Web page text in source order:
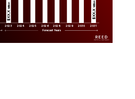
2023 2024 2025 2026 2028 2029 2030 2031
$XX.X
Million
$XX.X
Million
Forecast Years